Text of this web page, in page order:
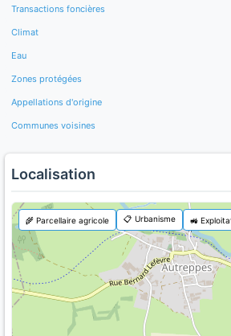
Transactions foncières
Climat
Eau
Zones protégées
Appellations d'origine
Communes voisines
Localisation
🌾 Parcellaire agricole 📋 Urbanisme 🚜